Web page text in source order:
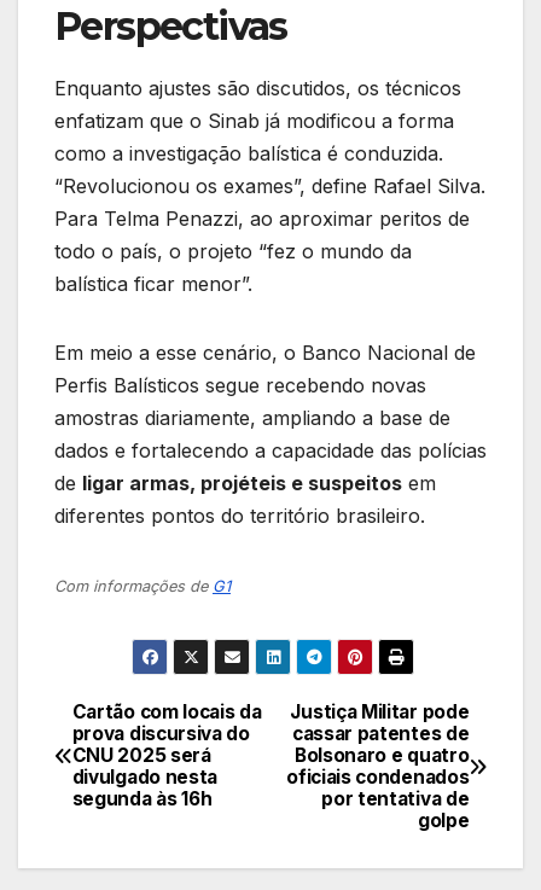
Perspectivas
Enquanto ajustes são discutidos, os técnicos
enfatizam que o Sinab já modificou a forma
como a investigação balística é conduzida.
“Revolucionou os exames”, define Rafael Silva.
Para Telma Penazzi, ao aproximar peritos de
todo o país, o projeto “fez o mundo da
balística ficar menor”.
Em meio a esse cenário, o Banco Nacional de
Perfis Balísticos segue recebendo novas
amostras diariamente, ampliando a base de
dados e fortalecendo a capacidade das polícias
de ligar armas, projéteis e suspeitos em
diferentes pontos do território brasileiro.
Com informações de G1
Navegação
de
Post
Justiça Militar pode
cassar patentes de
Bolsonaro e quatro
oficiais condenados
por tentativa de
golpe
Cartão com locais da
prova discursiva do
CNU 2025 será
divulgado nesta
segunda às 16h